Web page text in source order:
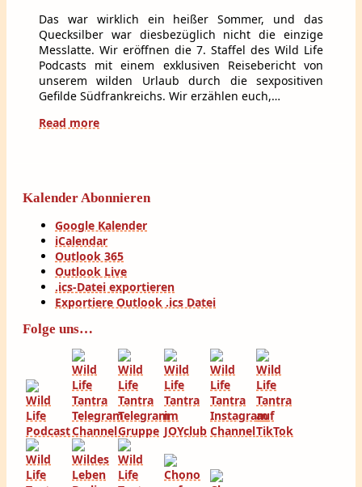
Das war wirklich ein heißer Sommer, und das
Quecksilber war diesbezüglich nicht die einzige
Messlatte. Wir eröffnen die 7. Staffel des Wild Life
Podcasts mit einem exklusiven Reisebericht von
unserem wilden Urlaub durch die sexpositiven
Gefilde Südfrankreichs. Wir erzählen euch,…
Read more
Kalender Abonnieren
Google Kalender
iCalendar
Outlook 365
Outlook Live
.ics-Datei exportieren
Exportiere Outlook .ics Datei
Folge uns…